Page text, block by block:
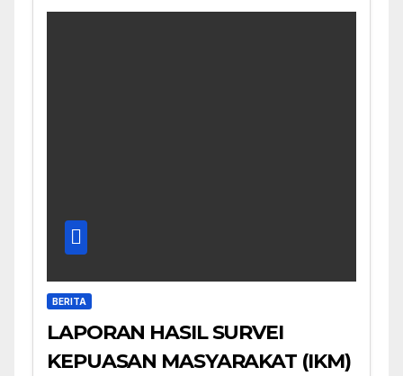
BERITA
LAPORAN HASIL SURVEI
KEPUASAN MASYARAKAT (IKM)